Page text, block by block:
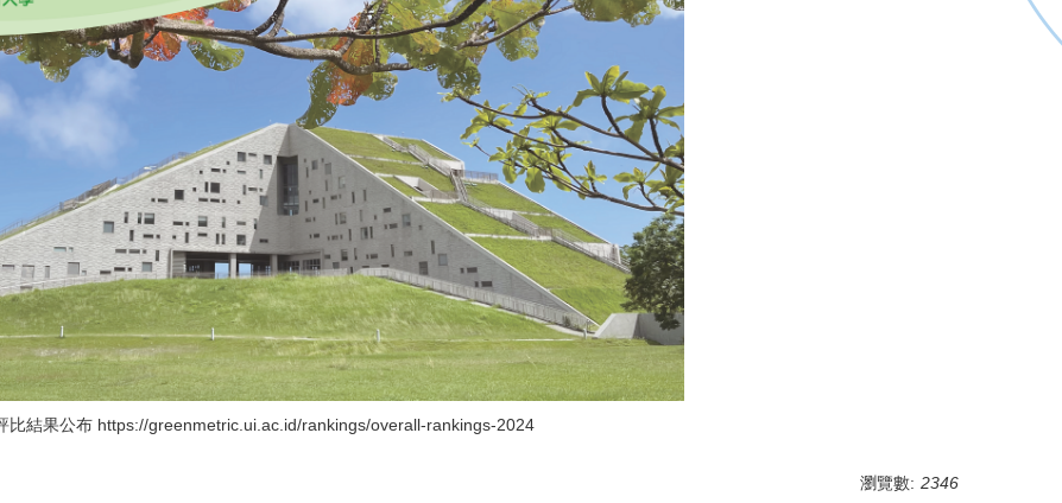
比結果公布 https://greenmetric.ui.ac.id/rankings/overall-rankings-2024
瀏覽數: 2346